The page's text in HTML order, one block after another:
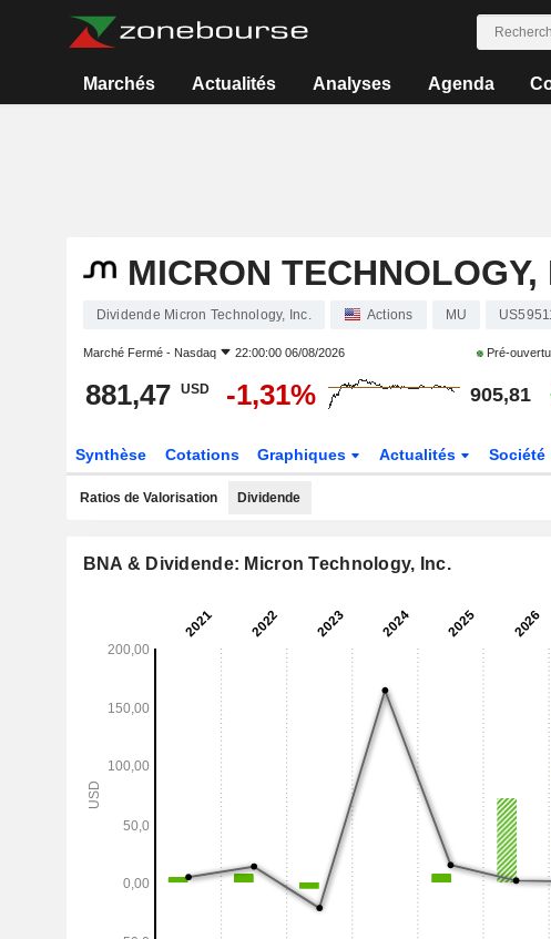
Marchés Actualités Analyses Agenda
MICRON TECHNOLOGY,
Dividende Micron Technology, Inc. Actions MU
Marché Fermé - Nasdaq 22:00:00 06/08/2026 Pré-
881,47 USD -1,31% 905,81
Synthèse Cotations Graphiques Actualités Société
Ratios de Valorisation Dividende
BNA & Dividende: Micron Technology, Inc.